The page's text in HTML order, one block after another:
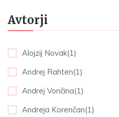
Avtorji
Alojzij Novak(1)
Andrej Rahten(1)
Andrej Vončina(1)
Andreja Korenčan(1)